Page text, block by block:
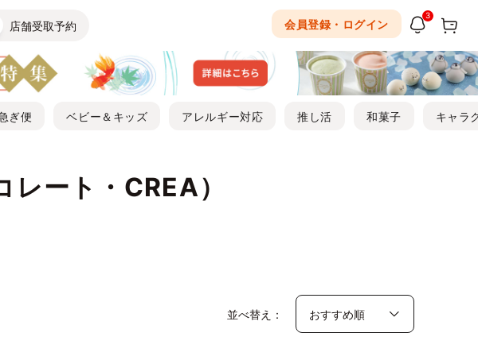
店舗受取予約 会員登録・ログイン
3
ぎ便 ベビー＆キッズ アレルギー対応 推し活 和菓子 キャラ
ート・CREA）
並べ替え：